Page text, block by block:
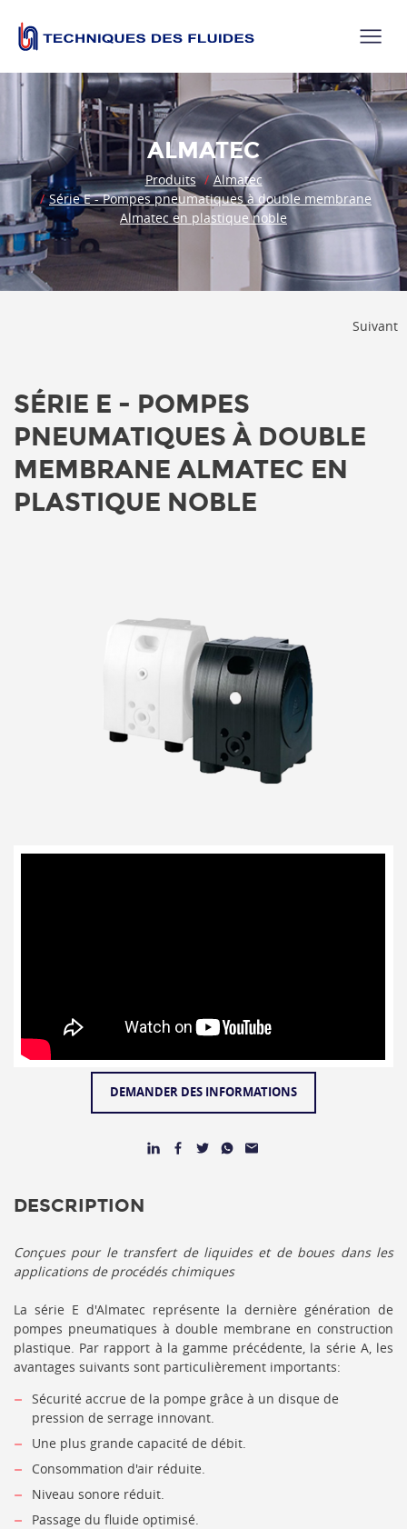
ALMATEC
Produits
Almatec
Série E - Pompes pneumatiques à double membrane
Almatec en plastique noble
Suivant
SÉRIE E - POMPES
PNEUMATIQUES À DOUBLE
MEMBRANE ALMATEC EN
PLASTIQUE NOBLE
DEMANDER DES INFORMATIONS
DESCRIPTION
Conçues pour le transfert de liquides et de boues dans les
applications de procédés chimiques
La série E d'Almatec représente la dernière génération de
pompes pneumatiques à double membrane en construction
plastique. Par rapport à la gamme précédente, la série A, les
avantages suivants sont particulièrement importants:
Sécurité accrue de la pompe grâce à un disque de
pression de serrage innovant.
Une plus grande capacité de débit.
Consommation d'air réduite.
Niveau sonore réduit.
Passage du fluide optimisé.